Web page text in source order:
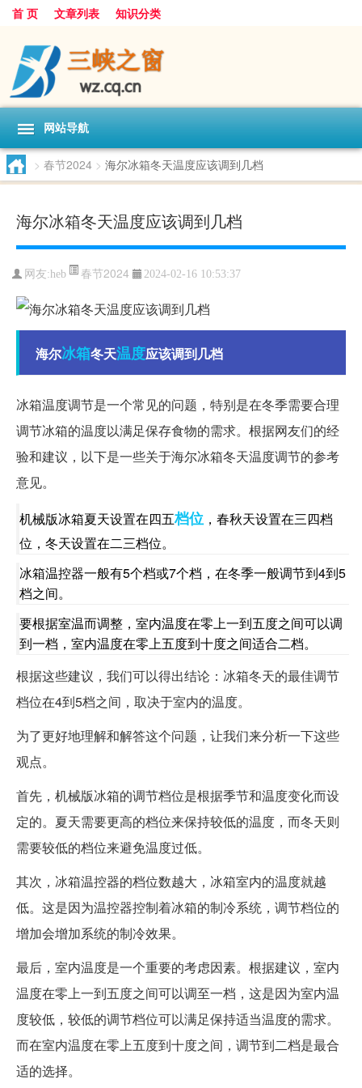
首 页 文章列表 知识分类
网站导航
> 春节2024 > 海尔冰箱冬天温度应该调到几档
海尔冰箱冬天温度应该调到几档
网友:heb 春节2024 2024-02-16 10:53:37
海尔冰箱冬天温度应该调到几档
冰箱温度调节是一个常见的问题，特别是在冬季需要合理
调节冰箱的温度以满足保存食物的需求。根据网友们的经
验和建议，以下是一些关于海尔冰箱冬天温度调节的参考
意见。
机械版冰箱夏天设置在四五档位 ，春秋天设置在三四档
位，冬天设置在二三档位。
冰箱温控器一般有5个档或7个档，在冬季一般调节到4到5
档之间。
要根据室温而调整，室内温度在零上一到五度之间可以调
到一档，室内温度在零上五度到十度之间适合二档。
根据这些建议，我们可以得出结论：冰箱冬天的最佳调节
档位在4到5档之间，取决于室内的温度。
为了更好地理解和解答这个问题，让我们来分析一下这些
观点。
首先，机械版冰箱的调节档位是根据季节和温度变化而设
定的。夏天需要更高的档位来保持较低的温度，而冬天则
需要较低的档位来避免温度过低。
其次，冰箱温控器的档位数越大，冰箱室内的温度就越
低。这是因为温控器控制着冰箱的制冷系统，调节档位的
增加会增加系统的制冷效果。
最后，室内温度是一个重要的考虑因素。根据建议，室内
温度在零上一到五度之间可以调至一档，这是因为室内温
度较低，较低的调节档位可以满足保持适当温度的需求。
而在室内温度在零上五度到十度之间，调节到二档是最合
适的选择。